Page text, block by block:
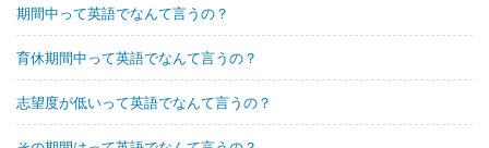
期間中って英語でなんて言うの？
育休期間中って英語でなんて言うの？
志望度が低いって英語でなんて言うの？